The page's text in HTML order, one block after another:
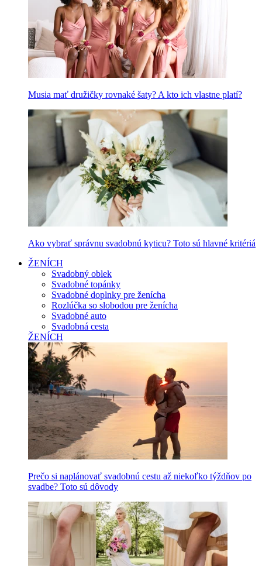
Musia mať družičky rovnaké šaty? A kto ich vlastne platí?
Ako vybrať správnu svadobnú kyticu? Toto sú hlavné kritériá
ŽENÍCH
Svadobný oblek
Svadobné topánky
Svadobné doplnky pre ženícha
Rozlúčka so slobodou pre ženícha
Svadobné auto
Svadobná cesta
ŽENÍCH
Prečo si naplánovať svadobnú cestu až niekoľko týždňov po
svadbe? Toto sú dôvody